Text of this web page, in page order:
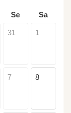
Se Sa
31 1
7 8